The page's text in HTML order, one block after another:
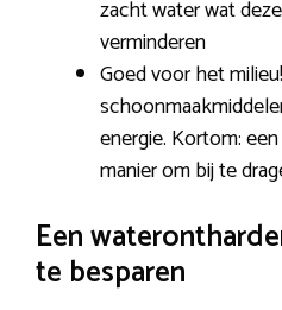
zacht water wat
verminderen
Goed voor het
energie. Kortom:
manier om bij te
Een
te besparen